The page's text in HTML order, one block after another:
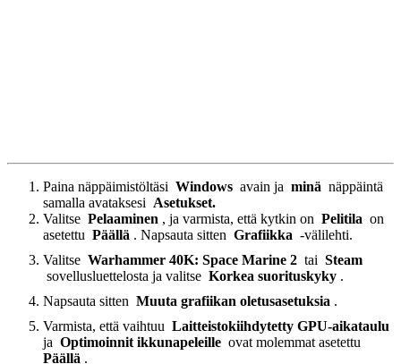
Paina näppäimistöltäsi Windows avain ja minä näppäintä
samalla avataksesi Asetukset.
Valitse Pelaaminen , ja varmista, että kytkin on Pelitila on
asetettu Päällä . Napsauta sitten Grafiikka -välilehti.
Valitse Warhammer 40K: Space Marine 2 tai Steam
sovellusluettelosta ja valitse Korkea suorituskyky .
Napsauta sitten Muuta grafiikan oletusasetuksia .
Varmista, että vaihtuu Laitteistokiihdytetty GPU-aikataulu
ja Optimoinnit ikkunapeleille ovat molemmat asetettu
Päällä .